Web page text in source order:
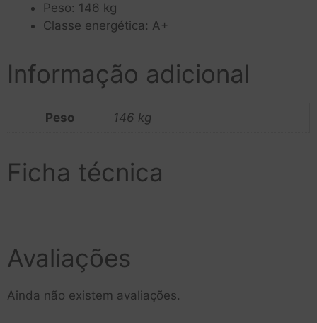
Peso: 146 kg
Classe energética: A+
Informação adicional
Peso 146 kg
Ficha técnica
Avaliações
Ainda não existem avaliações.